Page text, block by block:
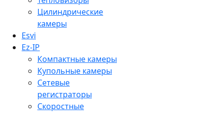
Цилиндрические
камеры
Esvi
Ez-IP
Компактные камеры
Купольные камеры
Сетевые
регистраторы
Скоростные